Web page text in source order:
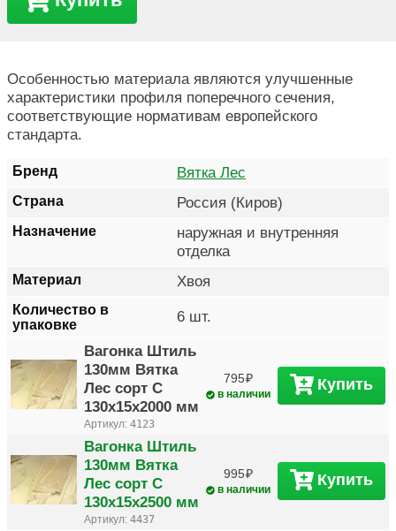
Бренд Вятка Лес
Страна Россия (Киров)
Назначение
наружная и внутренняя
отделка
Материал Хвоя
Количество в
упаковке
6 шт.
Особенностью материала являются улучшенные
характеристики профиля поперечного сечения,
соответствующие нормативам европейского
стандарта.
Вагонка Штиль
130мм Вятка
Лес сорт C
130х15х2000 мм
Артикул: 4123
795
в наличии
Купить
Вагонка Штиль
130мм Вятка
Лес сорт C
130х15х2500 мм
Артикул: 4437
995
в наличии
Купить